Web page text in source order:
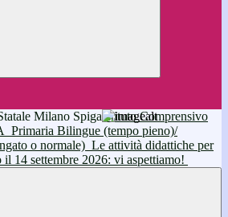
Istituto Comprensivo
Primaria Bilingue (tempo pieno)/
o normale) Le attività didattiche per
14 settembre 2026: vi aspettiamo!